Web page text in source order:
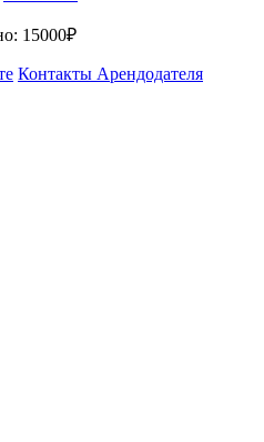
15000₽
Контакты Арендодателя